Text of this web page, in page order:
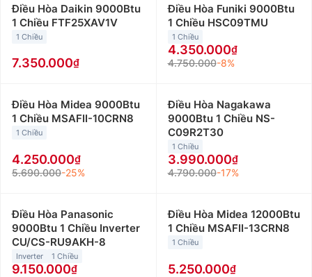
Điều Hòa Daikin 9000Btu
1 Chiều FTF25XAV1V
1 Chiều
7.350.000
Điều Hòa Funiki 9000Btu
1 Chiều HSC09TMU
1 Chiều
4.350.000
4.750.000-8%
Điều Hòa Midea 9000Btu
1 Chiều MSAFII-10CRN8
1 Chiều
4.250.000
5.690.000-25%
Điều Hòa Nagakawa
9000Btu 1 Chiều NS-
C09R2T30
1 Chiều
3.990.000
4.790.000-17%
Điều Hòa Panasonic
9000Btu 1 Chiều Inverter
CU/CS-RU9AKH-8
Inverter 1 Chiều
9.150.000
Điều Hòa Midea 12000Btu
1 Chiều MSAFII-13CRN8
1 Chiều
5.250.000